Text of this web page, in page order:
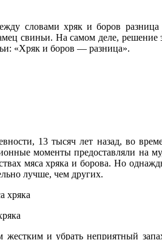
словами хряк и боров
свиньи. На самом деле, решение
«Хряк и боров — разница».
13 тысяч лет назад, во
моменты предоставляли
мяса хряка и борова. Но
лучше, чем других.
и убрать неприятный